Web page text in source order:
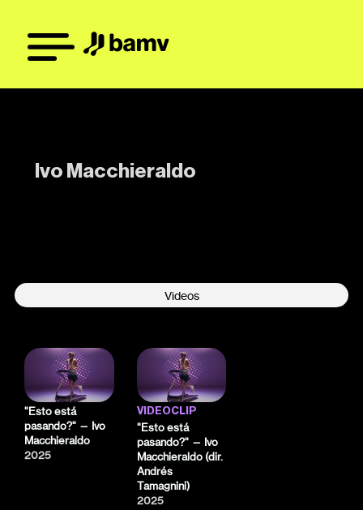
Ivo Macchieraldo
Videos
"Esto está
pasando?" — Ivo
Macchieraldo
2025
VIDEOCLIP
"Esto está
pasando?" — Ivo
Macchieraldo (dir.
Andrés
Tamagnini)
2025